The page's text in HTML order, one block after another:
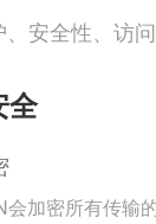
安全性、访
全
会加密所有传输